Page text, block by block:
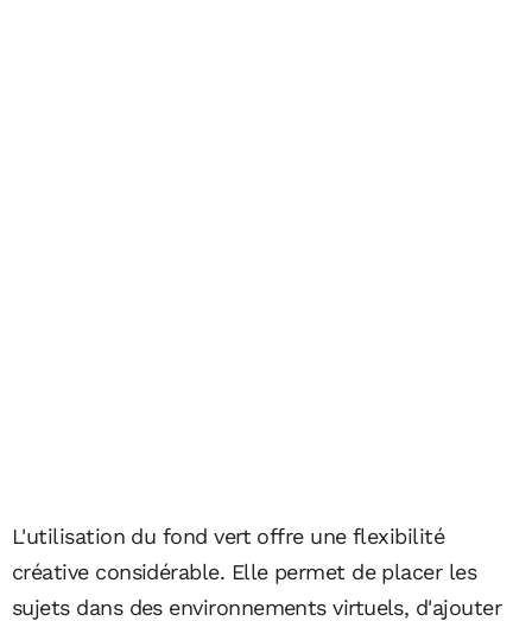
L'utilisation du fond vert offre une flexibilité
créative considérable. Elle permet de placer les
sujets dans des environnements virtuels, d'ajouter